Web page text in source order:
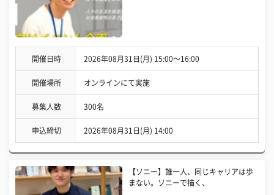
開催日時 2026年08月31日(月) 15:00〜16:00
開催場所 オンラインにて実施
募集人数 300名
申込締切 2026年08月31日(月) 14:00
【ソニー】誰一人、同じキャリアは歩
まない。ソニーで描く、